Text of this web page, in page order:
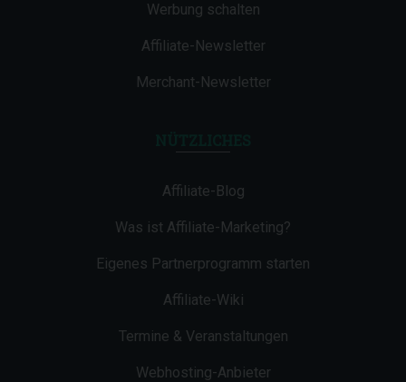
Werbung schalten
Affiliate-Newsletter
Merchant-Newsletter
Affiliate-Blog
Was ist Affiliate-Marketing?
Eigenes Partnerprogramm starten
Affiliate-Wiki
Termine & Veranstaltungen
Webhosting-Anbieter